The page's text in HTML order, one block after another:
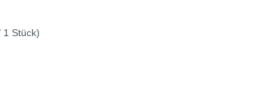
1 Stück)